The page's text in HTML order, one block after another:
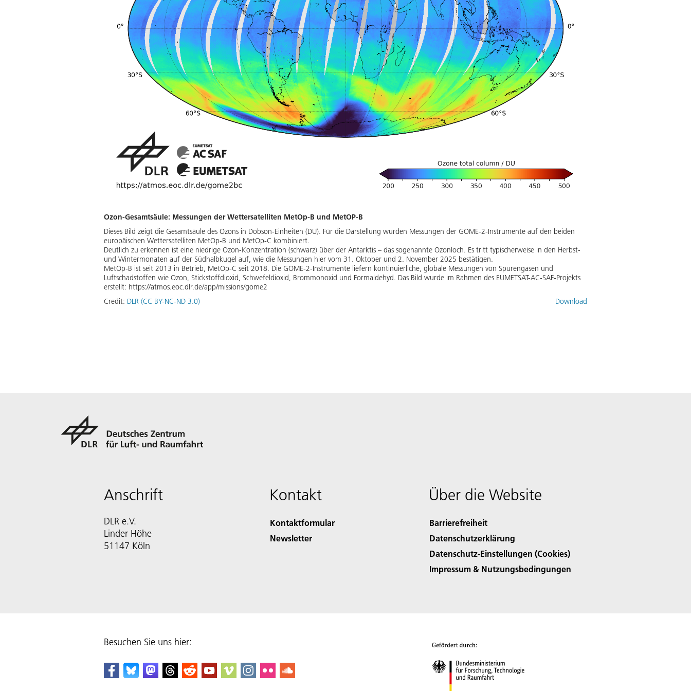
Ozon-Gesamtsäule: Messungen der Wettersatelliten MetOp-B und MetOP-B
Dieses Bild zeigt die Gesamtsäule des Ozons in Dobson-Einheiten (DU). Für die Darstellung wurden Messungen der GOME-2-Instrumente auf den beiden
europäischen Wettersatelliten MetOp-B und MetOp-C kombiniert.
Deutlich zu erkennen ist eine niedrige Ozon-Konzentration (schwarz) über der Antarktis – das sogenannte Ozonloch. Es tritt typischerweise in den Herbst-
und Wintermonaten auf der Südhalbkugel auf, wie die Messungen hier vom 31. Oktober und 2. November 2025 bestätigen.
MetOp-B ist seit 2013 in Betrieb, MetOp-C seit 2018. Die GOME-2-Instrumente liefern kontinuierliche, globale Messungen von Spurengasen und
Luftschadstoffen wie Ozon, Stickstoffdioxid, Schwefeldioxid, Brommonoxid und Formaldehyd. Das Bild wurde im Rahmen des EUMETSAT-AC-SAF-Projekts
erstellt: https://atmos.eoc.dlr.de/app/missions/gome2
Credit: DLR (CC BY-NC-ND 3.0) Download
Anschrift
DLR e.V.
Linder Höhe
51147 Köln
Kontakt
Kontaktformular
Newsletter
Über die Website
Barrierefreiheit
Datenschutzerklärung
Datenschutz-Einstellungen (Cookies)
Impressum & Nutzungsbedingungen
Besuchen Sie uns hier: